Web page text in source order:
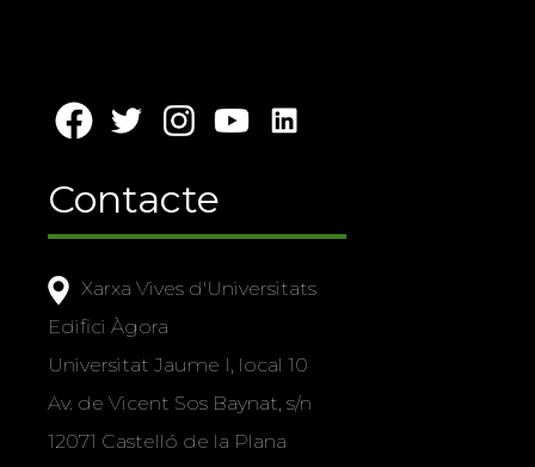
Contacte
Xarxa Vives d'Universitats
Edifici Àgora
Universitat Jaume I, local 10
Av. de Vicent Sos Baynat, s/n
12071 Castelló de la Plana